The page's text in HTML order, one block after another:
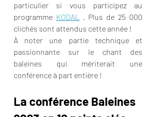
particulier si vous participez au
programme KODAL
. Plus de 25 000
clichés sont attendus cette année !
À noter une partie technique et
passionnante sur le chant des
baleines qui mériterait une
conférence à part entière !
La conférence Baleines